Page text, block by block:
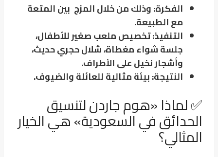
الفكرة: وذلك من خلال المزج بين المتعة
مع الطبيعة.
التنفيذ: تخصيص ملعب صغير للأطفال،
جلسة شواء مغطاة، شلال حجري حديث،
وأشجار نخيل على الأطراف.
النتيجة: بيئة مثالية للعائلة والضيوف.
✅ لماذا «هوم جاردن لتنسيق
الحدائق في السعودية» هي الخيار
المثالي؟